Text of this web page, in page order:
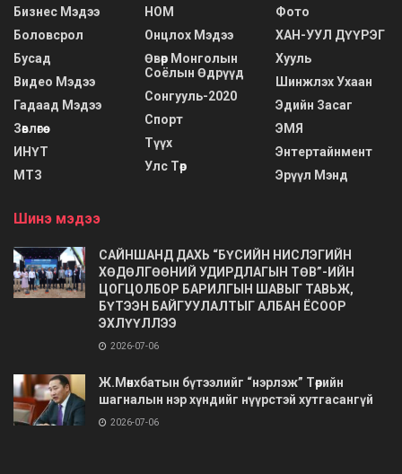
Бизнес Мэдээ
Боловсрол
Бусад
Видео Мэдээ
Гадаад Мэдээ
Зөвлөгөө
ИНҮТ
МТЗ
НОМ
Онцлох Мэдээ
Өвөр Монголын
Соёлын Өдрүүд
Сонгууль-2020
Спорт
Түүх
Улс Төр
Фото
ХАН-УУЛ ДҮҮРЭГ
Хууль
Шинжлэх Ухаан
Эдийн Засаг
ЭМЯ
Энтертайнмент
Эрүүл Мэнд
Шинэ мэдээ
САЙНШАНД ДАХЬ “БҮСИЙН НИСЛЭГИЙН
ХӨДӨЛГӨӨНИЙ УДИРДЛАГЫН ТӨВ”-ИЙН
ЦОГЦОЛБОР БАРИЛГЫН ШАВЫГ ТАВЬЖ,
БҮТЭЭН БАЙГУУЛАЛТЫГ АЛБАН ЁСООР
ЭХЛҮҮЛЛЭЭ
2026-07-06
Ж.Мөнхбатын бүтээлийг “нэрлэж” Төрийн
шагналын нэр хүндийг нүүрстэй хутгасангүй
2026-07-06